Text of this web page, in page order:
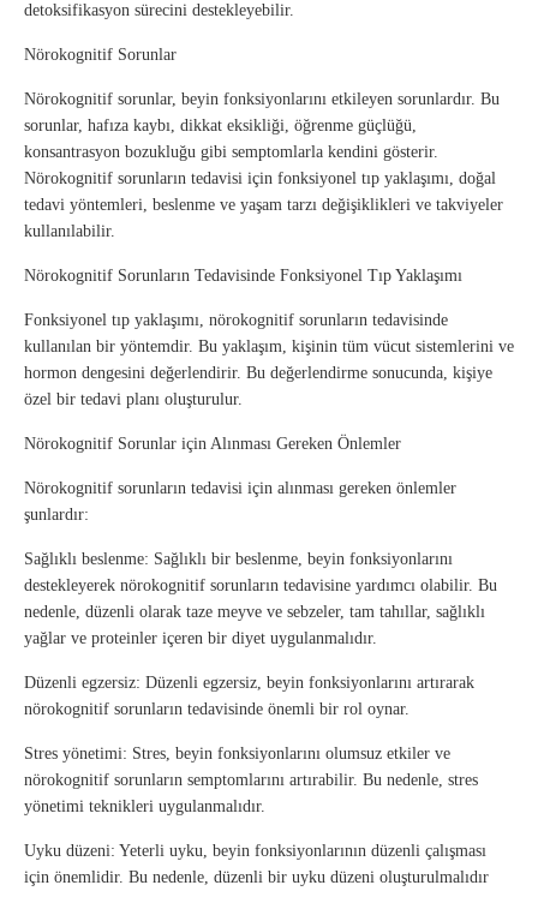
detoksifikasyon sürecini destekleyebilir.
Nörokognitif Sorunlar
Nörokognitif sorunlar, beyin fonksiyonlarını etkileyen sorunlardır. Bu
sorunlar, hafıza kaybı, dikkat eksikliği, öğrenme güçlüğü,
konsantrasyon bozukluğu gibi semptomlarla kendini gösterir.
Nörokognitif sorunların tedavisi için fonksiyonel tıp yaklaşımı, doğal
tedavi yöntemleri, beslenme ve yaşam tarzı değişiklikleri ve takviyeler
kullanılabilir.
Nörokognitif Sorunların Tedavisinde Fonksiyonel Tıp Yaklaşımı
Fonksiyonel tıp yaklaşımı, nörokognitif sorunların tedavisinde
kullanılan bir yöntemdir. Bu yaklaşım, kişinin tüm vücut sistemlerini ve
hormon dengesini değerlendirir. Bu değerlendirme sonucunda, kişiye
özel bir tedavi planı oluşturulur.
Nörokognitif Sorunlar için Alınması Gereken Önlemler
Nörokognitif sorunların tedavisi için alınması gereken önlemler
şunlardır:
Sağlıklı beslenme: Sağlıklı bir beslenme, beyin fonksiyonlarını
destekleyerek nörokognitif sorunların tedavisine yardımcı olabilir. Bu
nedenle, düzenli olarak taze meyve ve sebzeler, tam tahıllar, sağlıklı
yağlar ve proteinler içeren bir diyet uygulanmalıdır.
Düzenli egzersiz: Düzenli egzersiz, beyin fonksiyonlarını artırarak
nörokognitif sorunların tedavisinde önemli bir rol oynar.
Stres yönetimi: Stres, beyin fonksiyonlarını olumsuz etkiler ve
nörokognitif sorunların semptomlarını artırabilir. Bu nedenle, stres
yönetimi teknikleri uygulanmalıdır.
Uyku düzeni: Yeterli uyku, beyin fonksiyonlarının düzenli çalışması
için önemlidir. Bu nedenle, düzenli bir uyku düzeni oluşturulmalıdır